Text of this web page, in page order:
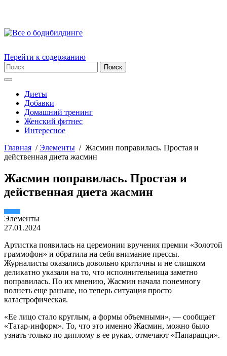
Перейти к содержанию
Диеты
Добавки
Домашний тренинг
Женский фитнес
Интересное
Главная /Элементы / Жасмин поправилась. Простая и
действенная диета жасмин
Жасмин поправилась. Простая и
действенная диета жасмин
Элементы
27.01.2024
Артистка появилась на церемонии вручения премии «Золотой
граммофон» и обратила на себя внимание прессы.
Журналисты оказались довольно критичны и не слишком
деликатно указали на то, что исполнительница заметно
поправилась. По их мнению, Жасмин начала понемногу
полнеть еще раньше, но теперь ситуация просто
катастрофическая.
«Ее лицо стало круглым, а формы объемными», — сообщает
«Татар-информ». То, что это именно Жасмин, можно было
узнать только по диплому в ее руках, отмечают «Папарацци».